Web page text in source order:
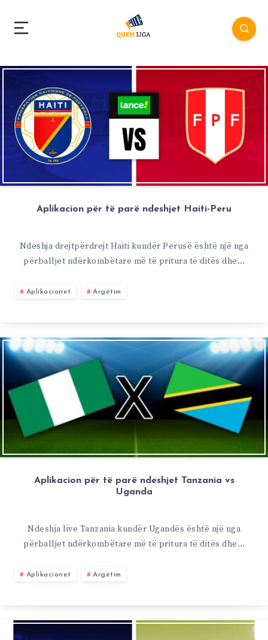
Aplikacion për të parë ndeshjet Haiti-Peru
Ndeshja drejtpërdrejt Haiti kundër Perusë është një nga
përballjet ndërkombëtare më të pritura të ditës dhe…
Aplikacionet Argëtim
Aplikacion për të parë ndeshjet Tanzania vs
Uganda
Ndeshja live Tanzania kundër Ugandës është një nga
përballjet ndërkombëtare më të pritura të ditës dhe…
Aplikacionet Argëtim